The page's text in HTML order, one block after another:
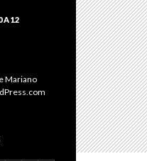
A 12
Mariano